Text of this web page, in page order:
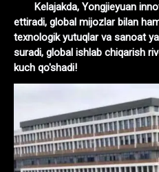
Kelajakda, Yongjieyuan
ettiradi, global mijozlar bilan
texnologik yutuqlar va sanoat
suradi, global ishlab chiqarish
kuch qo'shadi!